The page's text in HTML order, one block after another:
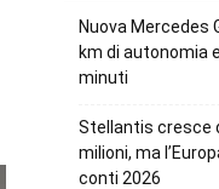
Nuova Mercedes
km di autonomia
minuti
Stellantis cresce
milioni, ma
conti 2026